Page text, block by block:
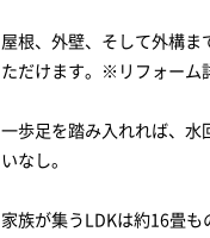
屋根、外壁、そして外構ま
ただけます。※リフォーム
一歩足を踏み入れれば、水
いなし。
家族が集うLDKは約16畳も